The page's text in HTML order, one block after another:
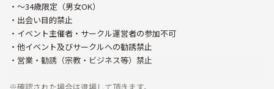
・〜34歳限定（男女OK）
・出会い目的禁止
・イベント主催者・サークル運営者の参加不可
・他イベント及びサークルへの勧誘禁止
・営業・勧誘（宗教・ビジネス等）禁止